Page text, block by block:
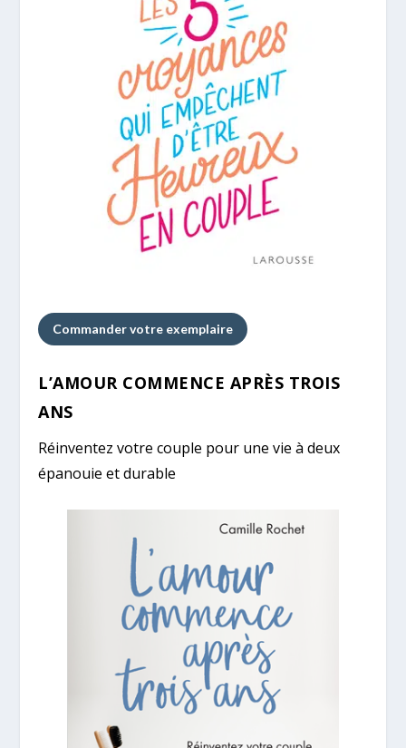
Commander votre exemplaire
L’AMOUR COMMENCE APRÈS TROIS
ANS
Réinventez votre couple pour une vie à deux
épanouie et durable